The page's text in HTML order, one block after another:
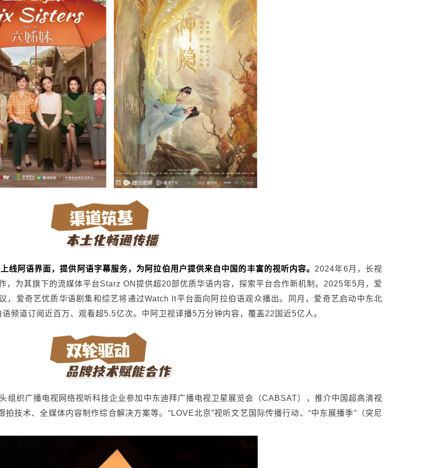
线阿语界面，提供阿语字幕服务，为阿拉伯用户提供来自中国的丰富的视听内容。 2024年6月，长视
，为其旗下的流媒体平台Starz ON提供超20部优质华语内容，探索平台合作新机制。2025年5月，爱
，爱奇艺优质华语剧集和综艺将通过Watch It平台面向阿拉伯语观众播出。同月，爱奇艺启动中东北
频道订阅近百万、观看超5.5亿次。中阿卫视译播5万分钟内容，覆盖22国近5亿人。
广播电视网络视听科技企业参加中东迪拜广播电视卫星展览会（CABSAT），推介中国超高清视
技术、全媒体内容制作综合解决方案等。“LOVE北京”视听文艺国际传播行动、“中东展播季”（突尼